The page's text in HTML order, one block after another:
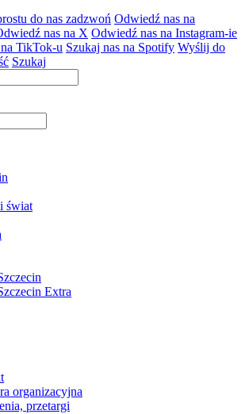
do nas zadzwoń Odwiedź nas na
nas na X Odwiedź nas na Instagram-ie
TikTok-u Szukaj nas na Spotify Wyślij do
Szukaj
świat
Extra
organizacyjna
przetargi